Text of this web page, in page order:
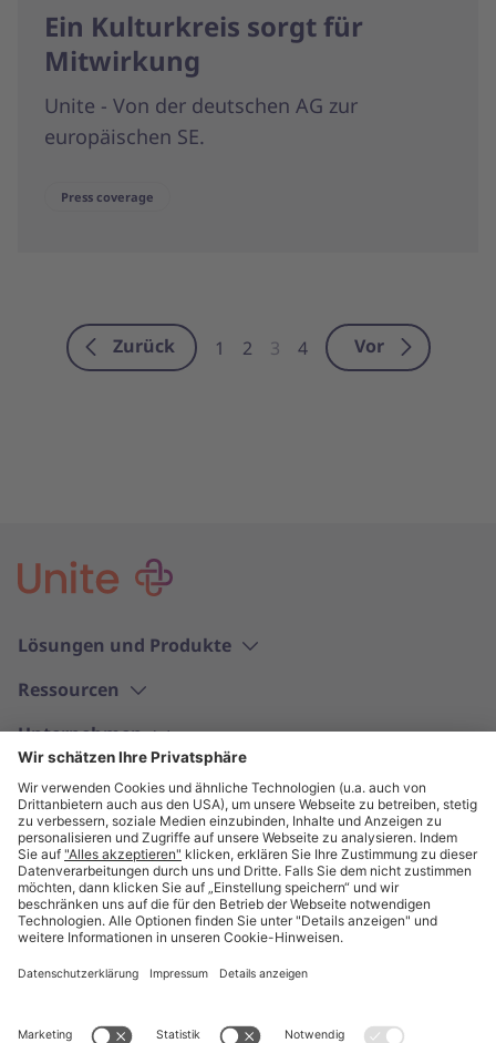
Zurück 1 2 3 4 Vor
Ein Kulturkreis sorgt für
Mitwirkung
Unite - Von der deutschen AG zur
europäischen SE.
Press coverage
Lösungen und Produkte
Ressourcen
Unternehmen
Deutsch